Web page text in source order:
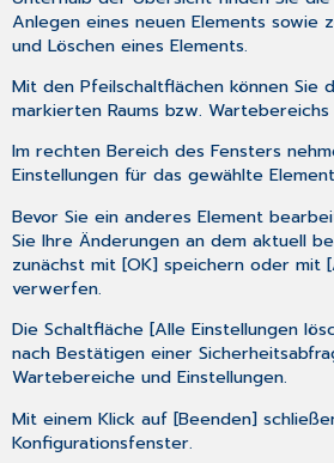
Anlegen eines neuen Elements sowie
und Löschen eines Elements.
Mit den Pfeilschaltflächen können Sie
markierten Raums bzw.
Im rechten Bereich des Fensters
Einstellungen für das gewählte
Bevor Sie ein anderes Element
Sie Ihre Änderungen an dem aktuell
zunächst mit [OK] speichern oder mit
verwerfen.
Die Schaltfläche [Alle Einstellungen
nach Bestätigen einer
Wartebereiche und Einstellungen.
Mit einem Klick auf [Beenden]
Konfigurationsfenster.